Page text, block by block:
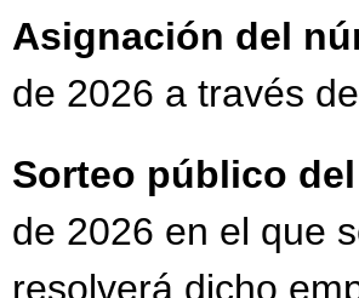
Asignación del
de 2026 a través
Sorteo público
de 2026 en el que
resolverá dicho